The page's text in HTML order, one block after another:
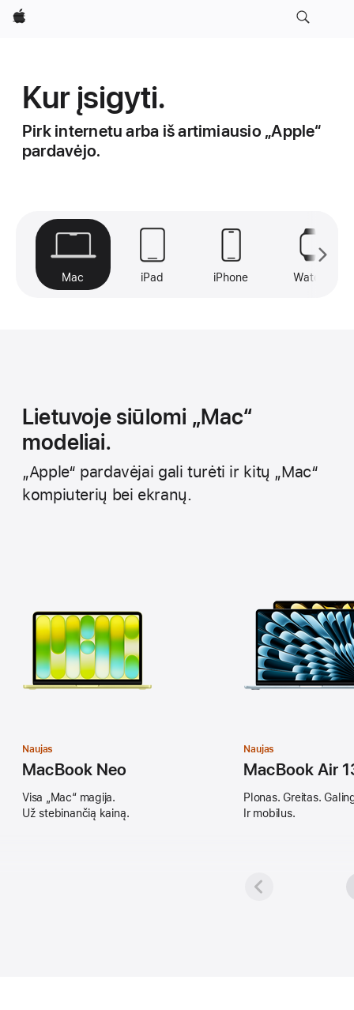
Apple
Kur įsigyti.
Pirk internetu arba iš artimiausio „Apple“
pardavėjo.
Mac iPad iPhone Watch
Lietuvoje siūlomi „Mac“
modeliai.
„Apple“ pardavėjai gali turėti ir kitų „Mac“
kompiuterių bei ekranų.
Naujas
MacBook Neo
spalvos]
Visa „Mac“ magija.
Už stebinančią kainą.
Naujas
MacBook Air
Plonas. Greitas.
Ir mobilus.